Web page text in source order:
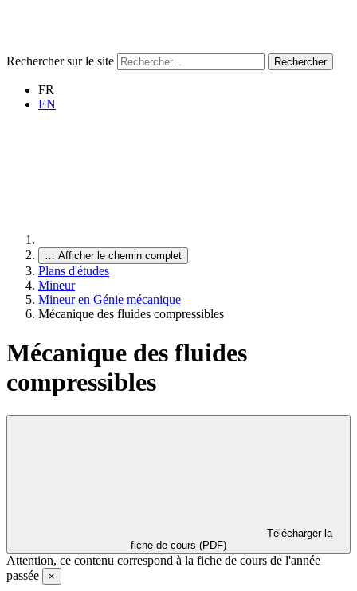
Rechercher sur le site Rechercher
FR
EN
… Afficher le chemin complet
Plans d'études
Mineur
Mineur en Génie mécanique
Mécanique des fluides compressibles
Mécanique des fluides
compressibles
fiche de cours (PDF)
Attention, ce contenu correspond à la fiche de cours de l'année
passée
×